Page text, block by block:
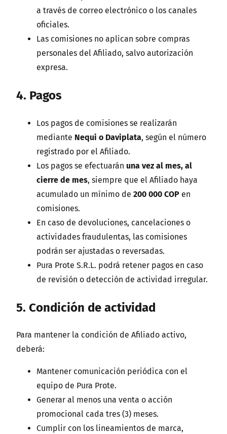
a través de correo electrónico o los canales
oficiales.
Las comisiones no aplican sobre compras
personales del Afiliado, salvo autorización
expresa.
4. Pagos
Los pagos de comisiones se realizarán
mediante Nequi o Daviplata, según el número
registrado por el Afiliado.
Los pagos se efectuarán una vez al mes, al
cierre de mes, siempre que el Afiliado haya
acumulado un mínimo de 200 000 COP en
comisiones.
En caso de devoluciones, cancelaciones o
actividades fraudulentas, las comisiones
podrán ser ajustadas o reversadas.
Pura Prote S.R.L. podrá retener pagos en caso
de revisión o detección de actividad irregular.
5. Condición de actividad
Para mantener la condición de Afiliado activo,
deberá:
Mantener comunicación periódica con el
equipo de Pura Prote.
Generar al menos una venta o acción
promocional cada tres (3) meses.
Cumplir con los lineamientos de marca,